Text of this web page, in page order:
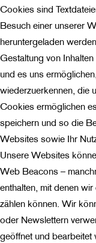
Cookies sind
Besuch einer unserer
heruntergeladen
Gestaltung von
und es uns
wiederzuerkennen, die
Cookies ermöglichen
speichern und so die
Websites sowie Ihr
Unsere Websites
Web Beacons –
enthalten, mit denen
zählen können. Wir
oder Newslettern
geöffnet und bearbeitet